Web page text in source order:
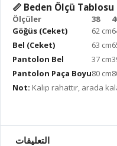
📏 Beden Ölçü Tablosu
Ölçüler 38
Göğüs (Ceket)
62 cm
Bel (Ceket)
63 cm
Pantolon Bel
37 cm
Pantolon Paça Boyu80 cm
Not: Kalıp rahattır, arada
التعليقات